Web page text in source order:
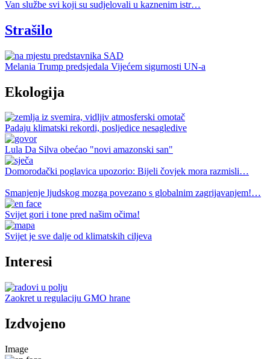
Van službe svi koji su sudjelovali u kaznenim istr…
Strašilo
Melania Trump predsjedala Vijećem sigurnosti UN-a
Ekologija
Padaju klimatski rekordi, posljedice nesagledive
Lula Da Silva obećao "novi amazonski san"
Domorodački poglavica upozorio: Bijeli čovjek mora razmisli…
Smanjenje ljudskog mozga povezano s globalnim zagrijavanjem!…
Svijet gori i tone pred našim očima!
Svijet je sve dalje od klimatskih ciljeva
Interesi
Zaokret u regulaciju GMO hrane
Izdvojeno
Image